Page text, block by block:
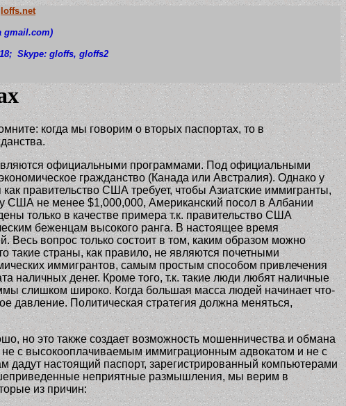
gmail.com)
Skype: gloffs, gloffs2
когда мы говорим о вторых паспортах, то в
официальными программами. Под официальными
гражданство (Канада или Австралия). Однако у
правительство США требует, чтобы Азиатские иммигранты,
США не менее $1,000,000, Американский посол в Албании
только в качестве примера т.к. правительство США
беженцам высокого ранга. В настоящее время
Весь вопрос только состоит в том, каким образом можно
такие страны, как правило, не являются почетными
иммигрантов, самым простым способом привлечения
наличных денег. Кроме того, т.к. такие люди любят наличные
слишком широко. Когда большая масса людей начинает что-
давление. Политическая стратегия должна меняться,
но это также создает возможность мошенничества и обмана
не с высокооплачиваемым иммиграционным адвокатом и не с
настоящий паспорт, зарегистрированный компьютерами
неприятные размышления, мы верим в
из причин: